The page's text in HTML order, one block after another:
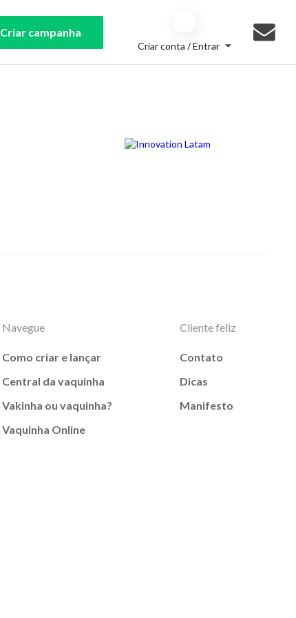
Criar campanha
Criar conta / Entrar
Navegue
Como criar e lançar
Central da vaquinha
Vakinha ou vaquinha?
Vaquinha Online
Cliente feliz
Contato
Dicas
Manifesto